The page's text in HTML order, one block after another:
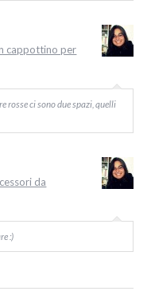
cappottino per
rosse ci sono due spazi, quelli
da
:)